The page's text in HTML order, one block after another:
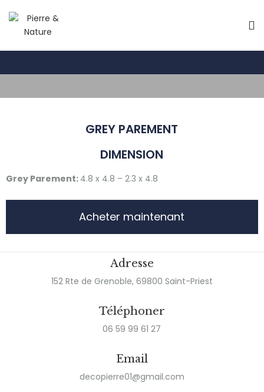
GREY PAREMENT
DIMENSION
Grey Parement: 4.8 x 4.8 – 2.3 x 4.8
Acheter maintenant
Adresse
152 Rte de Grenoble, 69800 Saint-Priest
Téléphoner
06 59 99 61 27
Email
decopierre01@gmail.com